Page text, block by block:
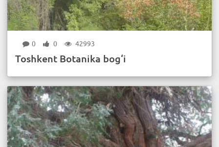
0 0 42993
Toshkent Botanika bog‘i